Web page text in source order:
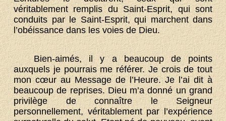
véritablement remplis du Saint-Esprit, qui sont
conduits par le Saint-Esprit, qui marchent dans
l’obéissance dans les voies de Dieu.
Bien-aimés, il y a beaucoup de points
auxquels je pourrais me référer. Je crois de tout
mon cœur au Message de l’Heure. Je l’ai dit à
beaucoup de reprises. Dieu m’a donné un grand
privilège de connaître le Seigneur
personnellement, véritablement par l’expérience